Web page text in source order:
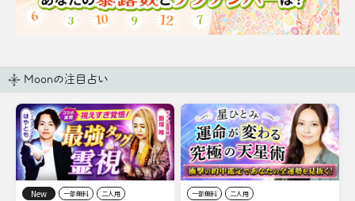
Moonの注目占い
New 一部無料 二人用 一部無料 二人用